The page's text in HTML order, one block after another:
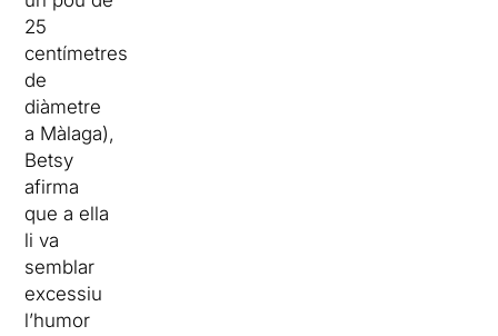
25
centímetres
de
diàmetre
a Màlaga),
Betsy
afirma
que a ella
li va
semblar
excessiu
l’humor